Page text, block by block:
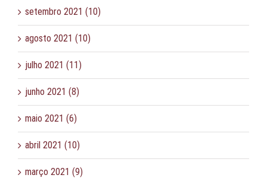
setembro 2021 (10)
agosto 2021 (10)
julho 2021 (11)
junho 2021 (8)
maio 2021 (6)
abril 2021 (10)
março 2021 (9)